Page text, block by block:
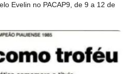
Evelin no PACAP9, de 9 a 12 de